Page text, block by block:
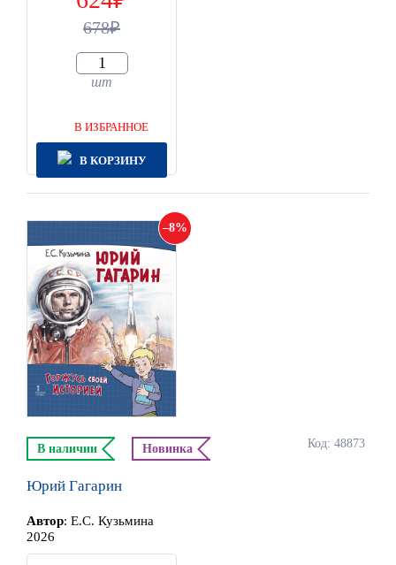
678
шт
В ИЗБРАННОЕ
В КОРЗИНУ
8
Код: 48873
В наличии Новинка
Юрий Гагарин
Автор: Е.С. Кузьмина
2026